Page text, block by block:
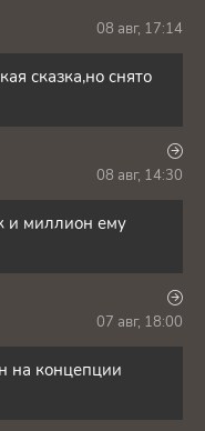
08 авг, 17:14
сказка,но снято
08 авг, 14:30
и миллион ему
07 авг, 18:00
на концепции